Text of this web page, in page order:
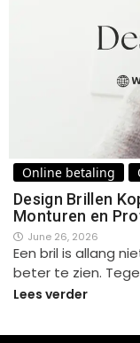
Online betaling
Design Brillen
Monturen en
June 26, 2026
Een bril is allang
beter te zien.
Lees verder